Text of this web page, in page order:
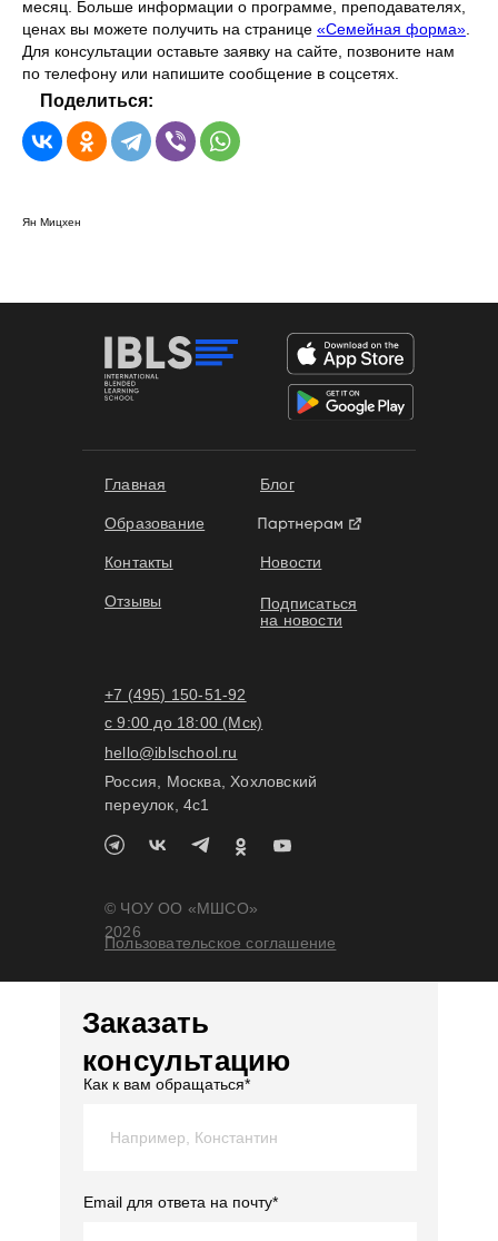
месяц. Больше информации о программе, преподавателях,
ценах вы можете получить на странице «Семейная форма»
Для консультации оставьте заявку на сайте, позвоните нам
по телефону или напишите сообщение в соцсетях.
Поделиться:
Ян Мицхен
Главная
Образование
Отзывы
Контакты
+7 (495) 150-51-92
с 9:00 до 18:00 (Мск)
hello@iblschool.ru
Россия, Москва, Хохловский
переулок, 4c1
© ЧОУ ОО «МШСО»
2026
Пользовательское соглашение
Новости
Подписаться
на новости
Блог
Заказать
консультацию
Как к вам обращаться*
Email для ответа на почту*